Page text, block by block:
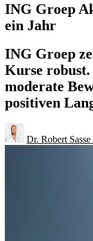
ING Groep
ein Jahr
ING Groep
Kurse
moderate
positiven
Dr. Robert Sasse